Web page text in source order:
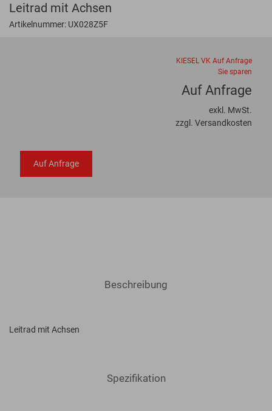
Leitrad mit Achsen
Artikelnummer: UX028Z5F
KIESEL VK Auf Anfrage
Sie sparen
Auf Anfrage
exkl. MwSt.
zzgl. Versandkosten
Auf Anfrage
Beschreibung
Leitrad mit Achsen
Spezifikation